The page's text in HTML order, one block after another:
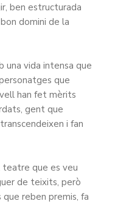
ben estructurada
domini de la
una vida intensa que
que
han fet mèrits
gent que
i fan
teatre que es veu
de teixits, però
reben premis, fa